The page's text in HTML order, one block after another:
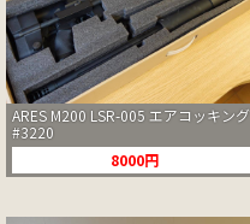
ARES M200 LSR-005 エアコッキング
#3220
8000円